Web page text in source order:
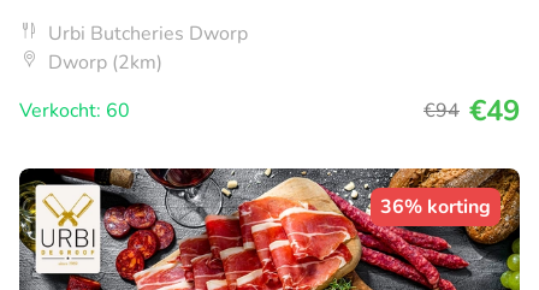
Urbi Butcheries Dworp
Dworp (2km)
Verkocht: 60
€94 €49
36% korting